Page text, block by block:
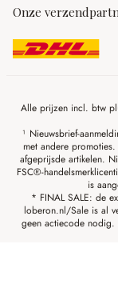
Onze
Alle prijzen incl. btw
¹ Nieuwsbrief-
met andere
afgeprijsde artikelen.
FSC®-
is
* FINAL SALE: de
loberon.nl/Sale is al
geen actiecode nodig.